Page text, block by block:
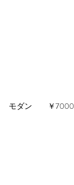
モダン　　￥7000